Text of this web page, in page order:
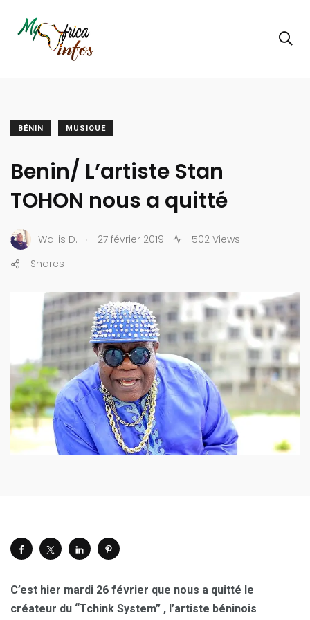
BÉNIN MUSIQUE
Benin/ L’artiste Stan
TOHON nous a quitté
Wallis D. . 27 février 2019
502 Views
Shares
C’est hier mardi 26 février que nous a quitté le
créateur du “Tchink System” , l’artiste béninois